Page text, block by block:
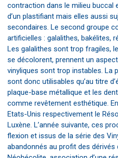
contraction dans le milieu buccal
d’un plastifiant mais elles aussi
secondaires. Le second groupe
artificielles : galalithes, bakélites,
Les galalithes sont trop fragiles,
se décolorent, prennent un
vinyliques sont trop instables. La
sont donc utilisables qu’au titre
plaque-base métallique et les
comme revêtement esthétique.
Etats-Unis respectivement le
Luxène. L’année suivante, ces
flexion et issus de la série des
abandonnés au profit des dérivés